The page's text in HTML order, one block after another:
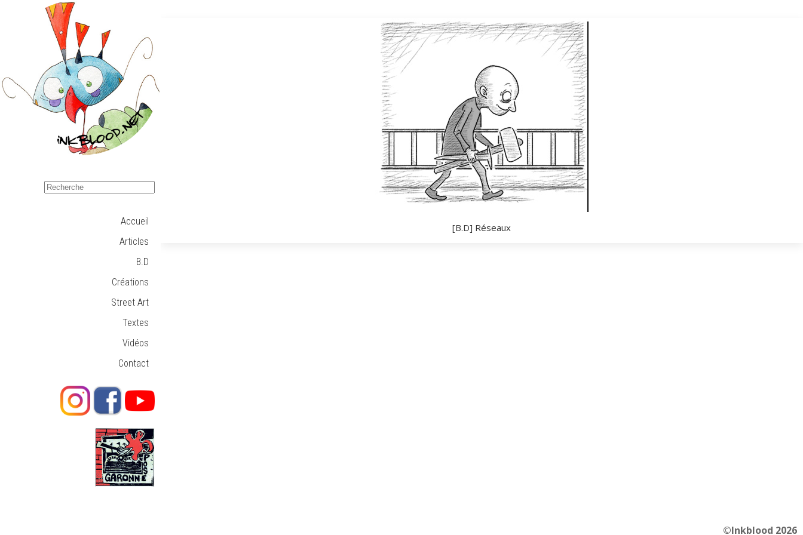
Accueil
Articles
B.D
Créations
Street Art
Textes
Vidéos
Contact
[B.D] Réseaux
©Inkblood 2026